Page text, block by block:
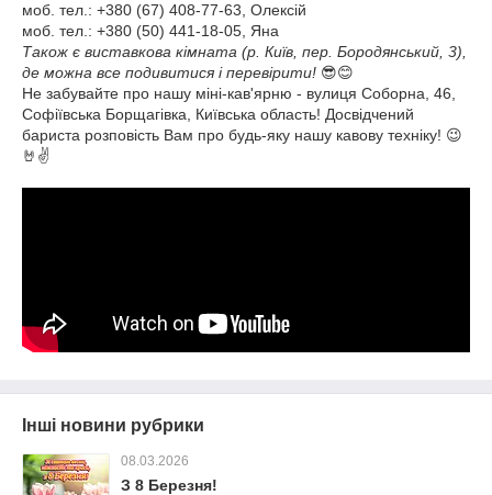
моб. тел.: +380 (67) 408-77-63, Олексій
моб. тел.: +380 (50) 441-18-05, Яна
Також є виставкова кімната (р. Київ, пер. Бородянський, 3),
де можна все подивитися і перевірити! 😎😊
Не забувайте про нашу міні-кав'ярню - вулиця Соборна, 46,
Софіївська Борщагівка, Київська область! Досвідчений
бариста розповість Вам про будь-яку нашу кавову техніку! 😉
🤘✌️
Інші новини рубрики
08.03.2026
З 8 Березня!